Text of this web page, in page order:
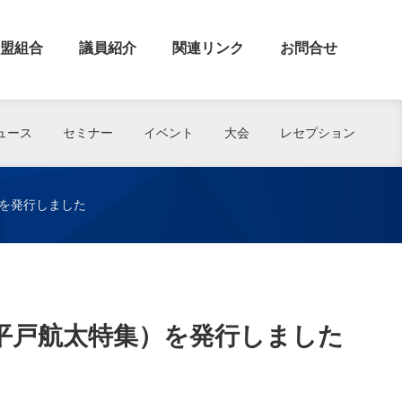
組合 議員紹介 関連リンク お問合せ
ース セミナー イベント 大会 レセプション
発行しました
航太特集）を発行しました